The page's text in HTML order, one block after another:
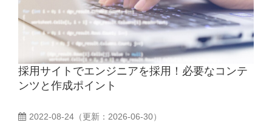
採用サイトでエンジニアを採用！必要なコンテ
ンツと作成ポイント
2022-08-24 （更新： 2026-06-30）